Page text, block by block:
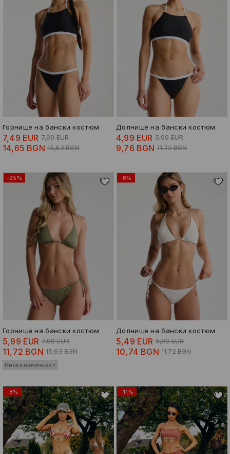
Горнище на бански костюм
7,49 EUR 7,99 EUR
14,65 BGN 15,63 BGN
Долнище на бански костюм
4,99 EUR 5,99 EUR
9,76 BGN 11,72 BGN
-25%
Горнище на бански костюм
5,99 EUR 7,99 EUR
11,72 BGN 15,63 BGN
Ниска наличност
-8%
Долнище на бански костюм
5,49 EUR 5,99 EUR
10,74 BGN 11,72 BGN
-8% -11%